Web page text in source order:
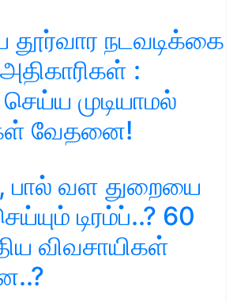
நடவடிக்கை
:
முடியாமல்
வேதனை!
பால் வள துறையை
டிரம்ப்..? 60
விவசாயிகள்